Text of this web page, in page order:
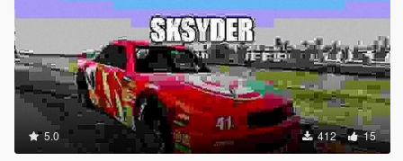
5.0 412 15